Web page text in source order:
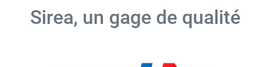
Sirea, un gage de qualité